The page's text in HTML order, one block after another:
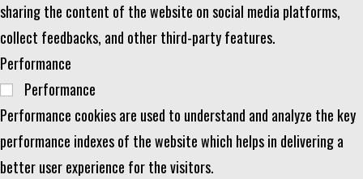
sharing the content of the website on social media platforms,
collect feedbacks, and other third-party features.
Performance
Performance
Performance cookies are used to understand and analyze the key
performance indexes of the website which helps in delivering a
better user experience for the visitors.